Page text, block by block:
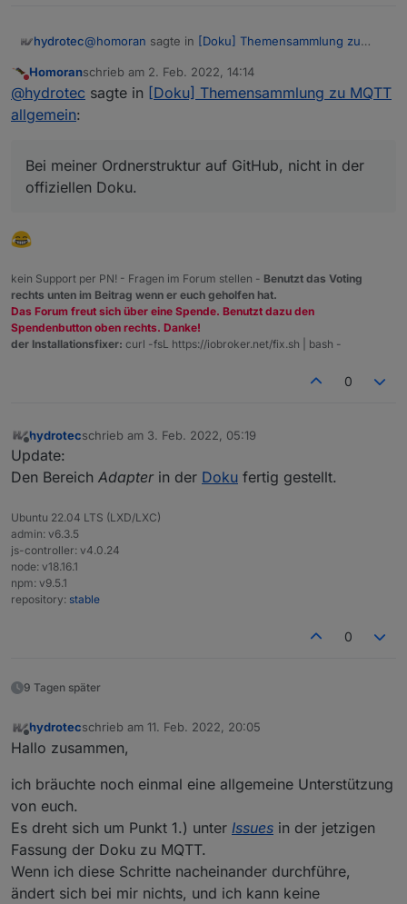
hydrotec@homoran sagte in [Doku] Themensammlung zu
wo ist der denn?
Nicht stören
Homoranschrieb am 2. Feb. 2022, 14:14
zuletzt editiert von
@hydrotec sagte in [Doku] Themensammlung zu MQTT
allgemein:
Bei meiner Ordnerstruktur auf GitHub, nicht in der
offiziellen Doku.
kein Support per PN! - Fragen im Forum stellen - Benutzt das Voting
rechts unten im Beitrag wenn er euch geholfen hat.
Das Forum freut sich über eine Spende. Benutzt dazu den
Spendenbutton oben rechts. Danke!
der Installationsfixer: curl -fsL https://iobroker.net/fix.sh | bash -
0
Offline
hydrotecschrieb am 3. Feb. 2022, 05:19
zuletzt editiert von
Update:
Den Bereich Adapterin der Doku fertig gestellt.
Ubuntu 22.04 LTS (LXD/LXC)
admin: v6.3.5
js-controller: v4.0.24
node: v18.16.1
npm: v9.5.1
repository: stable
0
9 Tagen später
Offline
hydrotecschrieb am 11. Feb. 2022, 20:05
zuletzt editiert von
Hallo zusammen,
ich bräuchte noch einmal eine allgemeine Unterstützung
von euch.
Es dreht sich um Punkt 1.) unter Issues in der jetzigen
Fassung der Doku zu MQTT.
Wenn ich diese Schritte nacheinander durchführe,
ändert sich bei mir nichts, und ich kann keine